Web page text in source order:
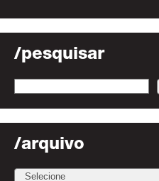
/pesquisar
/arquivo